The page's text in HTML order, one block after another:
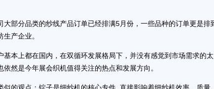
分品类的纱线产品订单已经排满5月份，一些品种的订单更是排
产企业。
上都在国内，在双循环发展格局下，并没有感觉到市场需求的
然是今年展会织机值得关注的热点和发展方向。